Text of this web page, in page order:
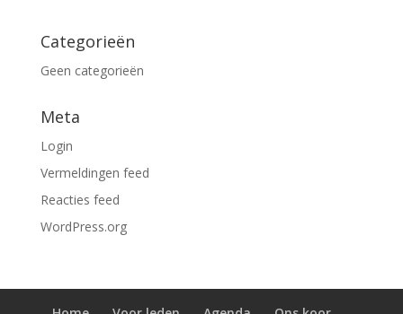
Categorieën
Geen categorieën
Meta
Login
Vermeldingen feed
Reacties feed
WordPress.org